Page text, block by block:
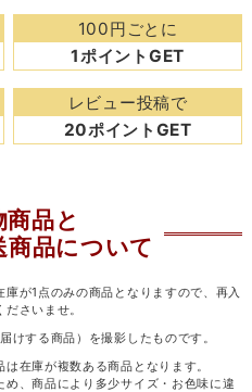
100円ごとに
1ポイントGET
レビュー投稿で
20ポイントGET
商品と
商品について
が1点のみの商品となりますので、再入
さいませ。
けする商品）を撮影したものです。
在庫が複数ある商品となります。
、商品により多少サイズ・お色味に違